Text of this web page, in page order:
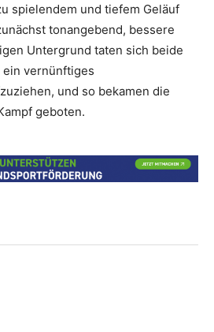
spielendem und tiefem Geläuf
tonangebend, bessere
Untergrund taten sich beide
ein vernünftiges
und so bekamen die
geboten.